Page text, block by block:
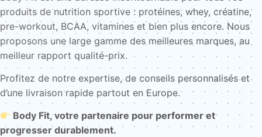
produits de nutrition sportive : protéines, whey, créatine,
pre-workout, BCAA, vitamines et bien plus encore. Nous
proposons une large gamme des meilleures marques, au
meilleur rapport qualité-prix.
Profitez de notre expertise, de conseils personnalisés et
d’une livraison rapide partout en Europe.
Body Fit, votre partenaire pour performer et
progresser durablement.